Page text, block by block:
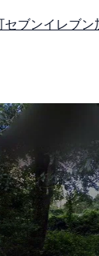
ブンイレブ